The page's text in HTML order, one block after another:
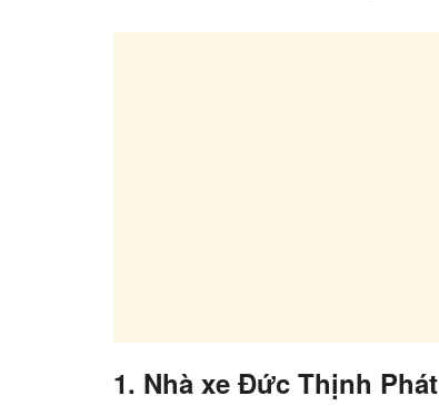
1. Nhà xe Đức Thịnh Phát